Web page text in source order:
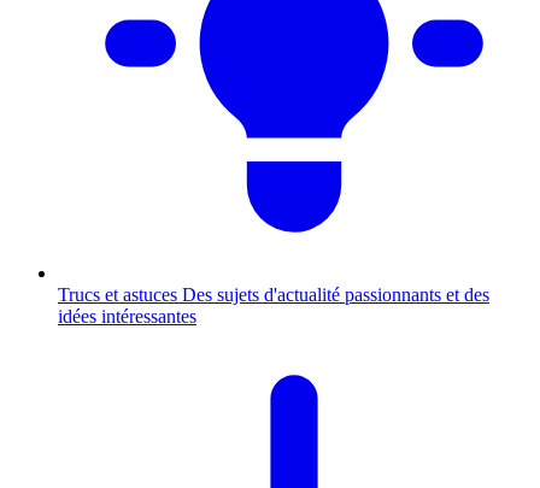
Trucs et astuces Des sujets d'actualité passionnants et des
idées intéressantes